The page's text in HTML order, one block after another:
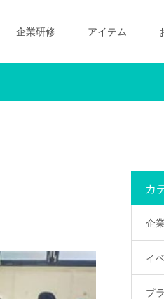
企業研修 アイテム
カ
企
イ
プ